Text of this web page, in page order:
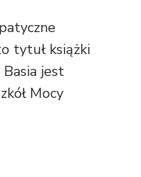
tytuł książki
jest
Mocy